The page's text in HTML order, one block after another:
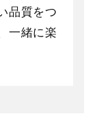
品質をつ
一緒に楽